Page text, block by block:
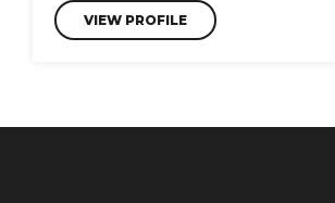
VIEW PROFILE